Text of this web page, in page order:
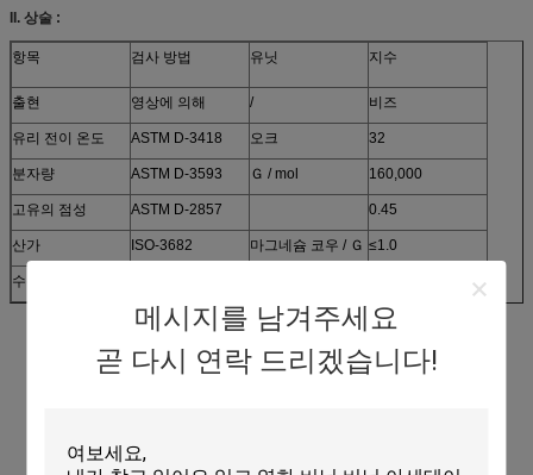
메시지를 남겨주세요
곧 다시 연락 드리겠습니다!
II. 상술 :
항목 검사 방법 유닛 지수
출현 영상에 의해 / 비즈
유리 전이 온도 ASTM D-3418 오크 32
분자량 ASTM D-3593 Ｇ / mol 160,000
고유의 점성 ASTM D-2857 0.45
산가 ISO-3682 마그네슘 코우 / Ｇ ≤1.0
수분 함량